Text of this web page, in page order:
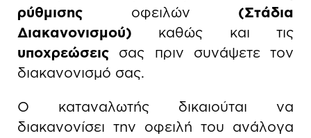
ρύθμισης οφειλών (Στάδια
Διακανονισμού) καθώς και τις
υποχρεώσεις σας πριν συνάψετε τον
διακανονισμό σας.
Ο καταναλωτής δικαιούται να
διακανονίσει την οφειλή του ανάλογα